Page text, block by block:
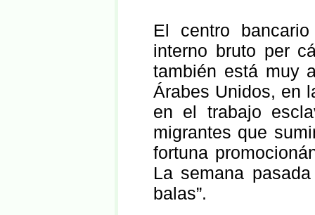
El centro
interno bruto per
también está muy
Árabes Unidos, en
en el trabajo
migrantes que
fortuna
La semana
balas”.